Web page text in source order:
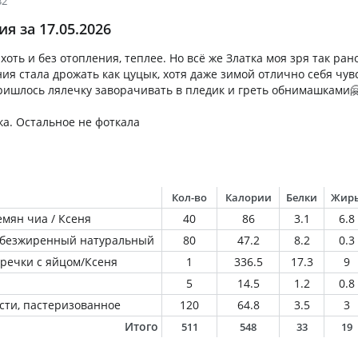
за 17.05.2026
и без отопления, теплее. Но всё же Златка моя зря так
стала дрожать как цуцык, хотя даже зимой отлично себя
лялечку заворачивать в пледик и греть
Остальное не фоткала
Кол-во Калории Белки
чиа / Ксеня 40 86 3.1
6.8
натуральный
80 47.2 8.2
0.3
с яйцом/Ксеня
1 336.5 17.3
9
5
14.5 1.2
0.8
пастеризованное
120 64.8 3.5
3
Итого
511 548 33 19